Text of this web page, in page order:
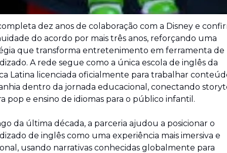
do acordo por mais três anos, reforçando uma
que transforma entretenimento em ferramenta de
A rede segue como a única escola de inglês da
Latina licenciada oficialmente para trabalhar
dentro da jornada educacional, conectando
pop e ensino de idiomas para o público infantil.
da última década, a parceria ajudou a posicionar o
de inglês como uma experiência mais imersiva e
usando narrativas conhecidas globalmente para